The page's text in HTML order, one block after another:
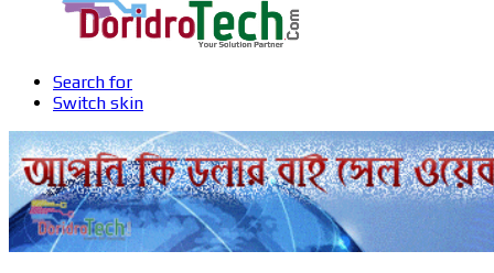
Search for
Switch skin